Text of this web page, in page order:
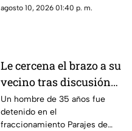
agosto 10, 2026 01:40 p. m.
Le cercena el brazo a su
vecino tras discusión
por estacionamiento en
Ciudad Juárez
Un hombre de 35 años fue
detenido en el
fraccionamiento Parajes de